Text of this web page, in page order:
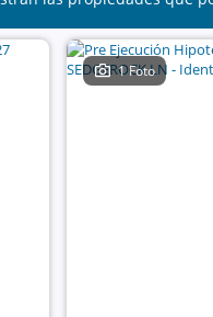
1 Foto